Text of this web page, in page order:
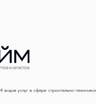
видов услуг в сфере строительно-